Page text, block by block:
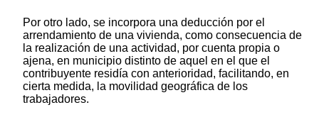
Por otro lado, se incorpora una deducción por el
arrendamiento de una vivienda, como consecuencia de
la realización de una actividad, por cuenta propia o
ajena, en municipio distinto de aquel en el que el
contribuyente residía con anterioridad, facilitando, en
cierta medida, la movilidad geográfica de los
trabajadores.